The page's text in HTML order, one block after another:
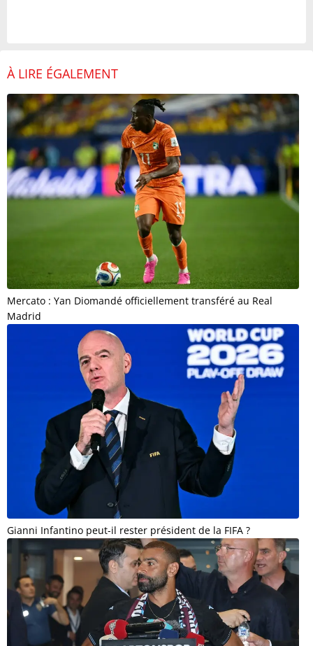
À LIRE ÉGALEMENT
Mercato : Yan Diomandé officiellement transféré au Real
Madrid
Gianni Infantino peut-il rester président de la FIFA ?